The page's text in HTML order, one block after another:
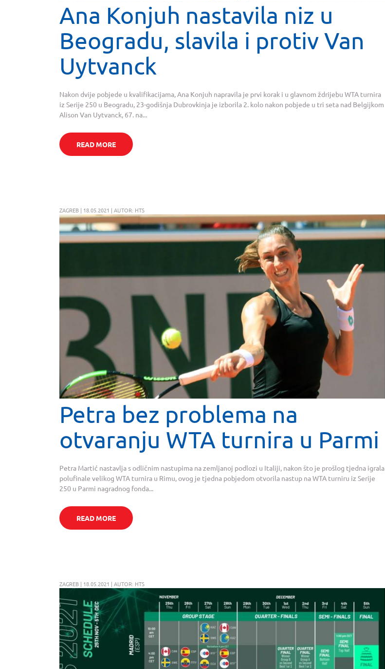
Ana Konjuh nastavila niz u
Beogradu, slavila i protiv Van
Uytvanck
Nakon dvije pobjede u kvalifikacijama, Ana Konjuh napravila je prvi korak i u glavnom ždrijebu WTA turnira
iz Serije 250 u Beogradu, 23-godišnja Dubrovkinja je izborila 2. kolo nakon pobjede u tri seta nad Belgijkom
Alison Van Uytvanck, 67. na...
READ MORE
ZAGREB | 18.05.2021 | AUTOR: HTS
Petra bez problema na
otvaranju WTA turnira u Parmi
Petra Martić nastavlja s odličnim nastupima na zemljanoj podlozi u Italiji, nakon što je prošlog tjedna igrala
polufinale velikog WTA turnira u Rimu, ovog je tjedna pobjedom otvorila nastup na WTA turniru iz Serije
250 u Parmi nagradnog fonda...
READ MORE
ZAGREB | 18.05.2021 | AUTOR: HTS